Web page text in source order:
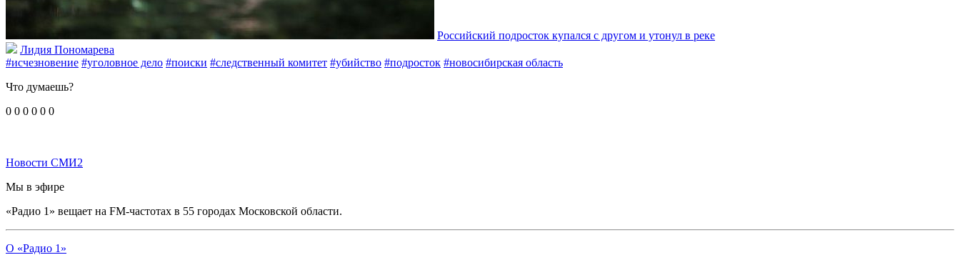
Российский подросток купался с другом и утонул в реке
Лидия Пономарева
#исчезновение #уголовное дело #поиски #следственный комитет #убийство #подросток #новосибирская область
Что думаешь?
0 0 0 0 0 0
Новости СМИ2
Мы в эфире
«Радио 1» вещает на FM-частотах в 55 городах Московской области.
О «Радио 1»